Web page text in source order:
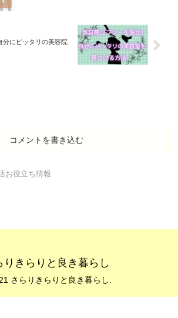
分にピッタリの美容院
コメントを書き込む
お役立ち情報
りきらりと良き暮らし
さらりきらりと良き暮らし.